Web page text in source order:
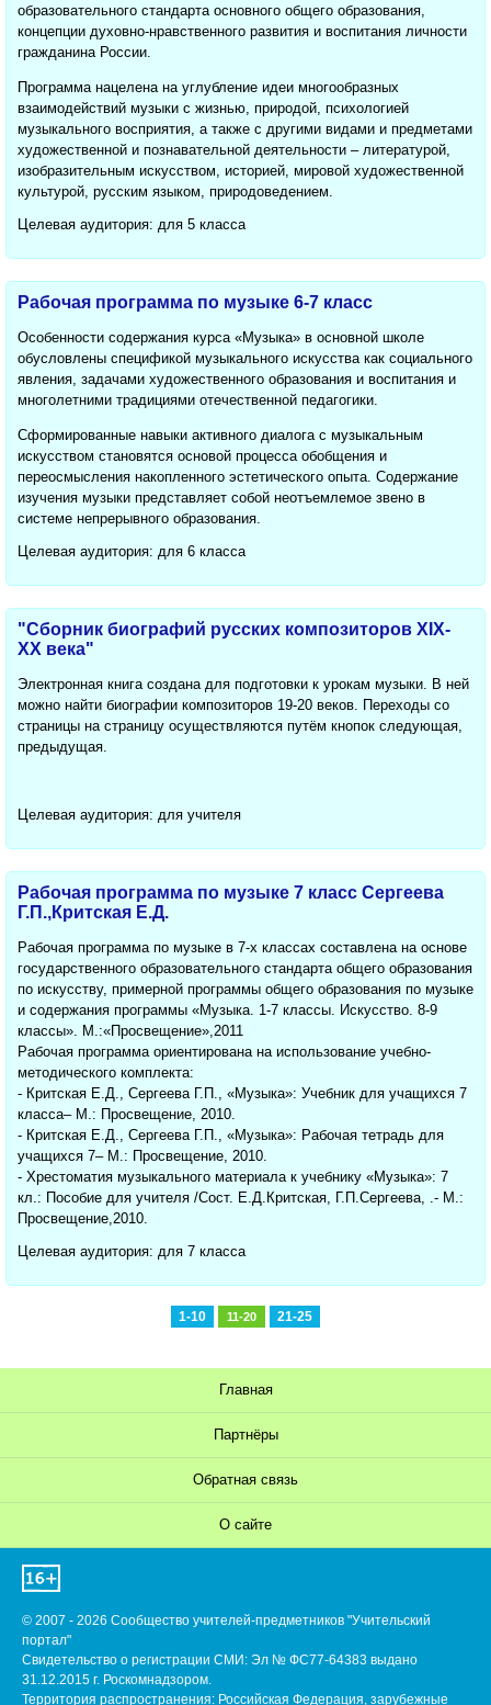
образовательного стандарта основного общего образования,
концепции духовно-нравственного развития и воспитания личности
гражданина России.
Программа нацелена на углубление идеи многообразных
взаимодействий музыки с жизнью, природой, психологией
музыкального восприятия, а также с другими видами и предметами
художественной и познавательной деятельности – литературой,
изобразительным искусством, историей, мировой художественной
культурой, русским языком, природоведением.
Целевая аудитория: для 5 класса
Рабочая программа по музыке 6-7 класс
Особенности содержания курса «Музыка» в основной школе
обусловлены спецификой музыкального искусства как социального
явления, задачами художественного образования и воспитания и
многолетними традициями отечественной педагогики.
Сформированные навыки активного диалога с музыкальным
искусством становятся основой процесса обобщения и
переосмысления накопленного эстетического опыта. Содержание
изучения музыки представляет собой неотъемлемое звено в
системе непрерывного образования.
Целевая аудитория: для 6 класса
"Сборник биографий русских композиторов XIX-
XX века"
Электронная книга создана для подготовки к урокам музыки. В ней
можно найти биографии композиторов 19-20 веков. Переходы со
страницы на страницу осуществляются путём кнопок следующая,
предыдущая.
Целевая аудитория: для учителя
Рабочая программа по музыке 7 класс Сергеева
Г.П.,Критская Е.Д.
Рабочая программа по музыке в 7-х классах составлена на основе
государственного образовательного стандарта общего образования
по искусству, примерной программы общего образования по музыке
и содержания программы «Музыка. 1-7 классы. Искусство. 8-9
классы». М.:«Просвещение»,2011
Рабочая программа ориентирована на использование учебно-
методического комплекта:
- Критская Е.Д., Сергеева Г.П., «Музыка»: Учебник для учащихся 7
класса– М.: Просвещение, 2010.
- Критская Е.Д., Сергеева Г.П., «Музыка»: Рабочая тетрадь для
учащихся 7– М.: Просвещение, 2010.
- Хрестоматия музыкального материала к учебнику «Музыка»: 7
кл.: Пособие для учителя /Сост. Е.Д.Критская, Г.П.Сергеева, .- М.:
Просвещение,2010.
Целевая аудитория: для 7 класса
1-10 11-20 21-25
Главная
Партнёры
Обратная связь
О сайте
© 2007 - 2026 Сообщество учителей-предметников "Учительский
портал"
Свидетельство о регистрации СМИ: Эл № ФС77-64383 выдано
31.12.2015 г. Роскомнадзором.
Территория распространения: Российская Федерация, зарубежные